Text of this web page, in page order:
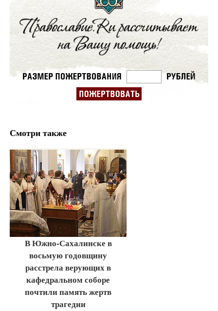
Смотри также
В Южно-Сахалинске в
восьмую годовщину
расстрела верующих в
кафедральном соборе
почтили память жертв
трагедии